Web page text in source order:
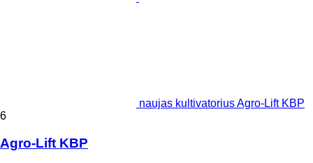
naujas kultivatorius Agro-Lift KBP
6
Agro-Lift KBP